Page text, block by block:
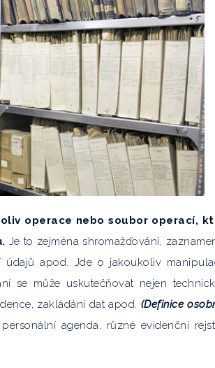
operace nebo soubor operací,
Je to zejména shromažďování,
údajů apod. Jde o jakoukoliv
se může uskutečňovat nejen
zakládání dat apod. (Definice
agenda, různé evidenční